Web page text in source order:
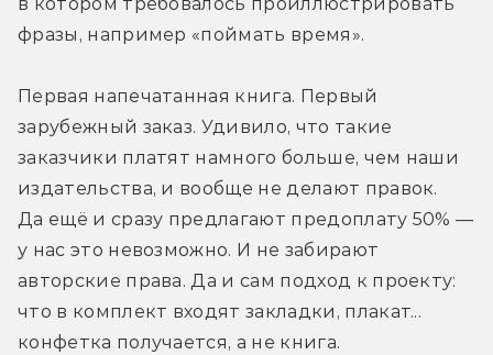
фразы, например «поймать время».
Первая напечатанная книга. Первый
зарубежный заказ. Удивило, что такие
заказчики платят намного больше, чем наши
издательства, и вообще не делают правок.
Да ещё и сразу предлагают предоплату 50% —
у нас это невозможно. И не забирают
авторские права. Да и сам подход к проекту:
что в комплект входят закладки, плакат...
конфетка получается, а не книга.